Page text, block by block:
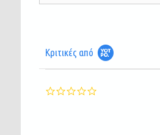
Κριτικές από
0.0